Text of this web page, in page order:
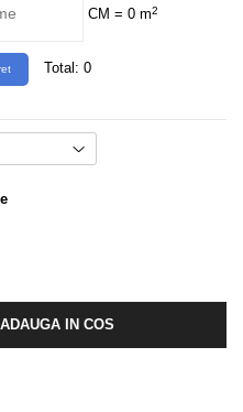
CM = 0 m2
Total: 0
ADAUGA IN COS